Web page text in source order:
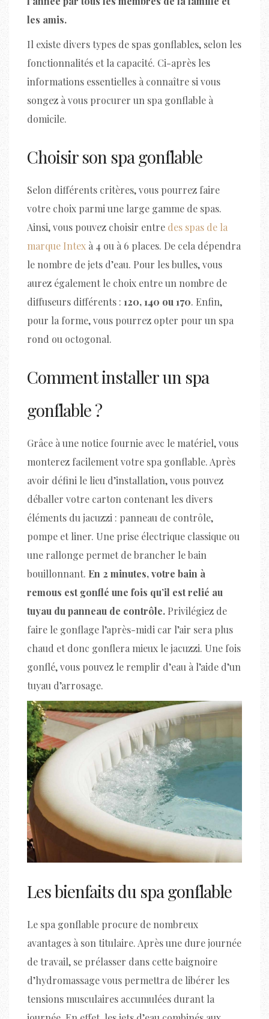
les amis.
Il existe divers types de spas gonflables, selon les
fonctionnalités et la capacité. Ci-après les
informations essentielles à connaître si vous
songez à vous procurer un spa gonflable à
domicile.
Choisir son spa gonflable
Selon différents critères, vous pourrez faire
votre choix parmi une large gamme de spas.
Ainsi, vous pouvez choisir entre des spas de la
marque Intex à 4 ou à 6 places. De cela dépendra
le nombre de jets d’eau. Pour les bulles, vous
aurez également le choix entre un nombre de
diffuseurs différents : 120, 140 ou 170. Enfin,
pour la forme, vous pourrez opter pour un spa
rond ou octogonal.
Comment installer un spa
gonflable ?
Grâce à une notice fournie avec le matériel, vous
monterez facilement votre spa gonflable. Après
avoir défini le lieu d’installation, vous pouvez
déballer votre carton contenant les divers
éléments du jacuzzi : panneau de contrôle,
pompe et liner. Une prise électrique classique ou
une rallonge permet de brancher le bain
bouillonnant. En 2 minutes, votre bain à
remous est gonflé une fois qu’il est relié au
tuyau du panneau de contrôle. Privilégiez de
faire le gonflage l’après-midi car l’air sera plus
chaud et donc gonflera mieux le jacuzzi. Une fois
gonflé, vous pouvez le remplir d’eau à l’aide d’un
tuyau d’arrosage.
Les bienfaits du spa gonflable
Le spa gonflable procure de nombreux
avantages à son titulaire. Après une dure journée
de travail, se prélasser dans cette baignoire
d’hydromassage vous permettra de libérer les
tensions musculaires accumulées durant la